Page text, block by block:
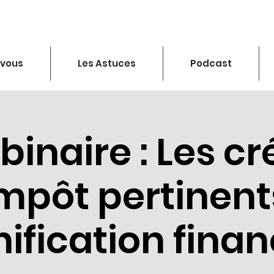
Les Astuces Podcast
: Les